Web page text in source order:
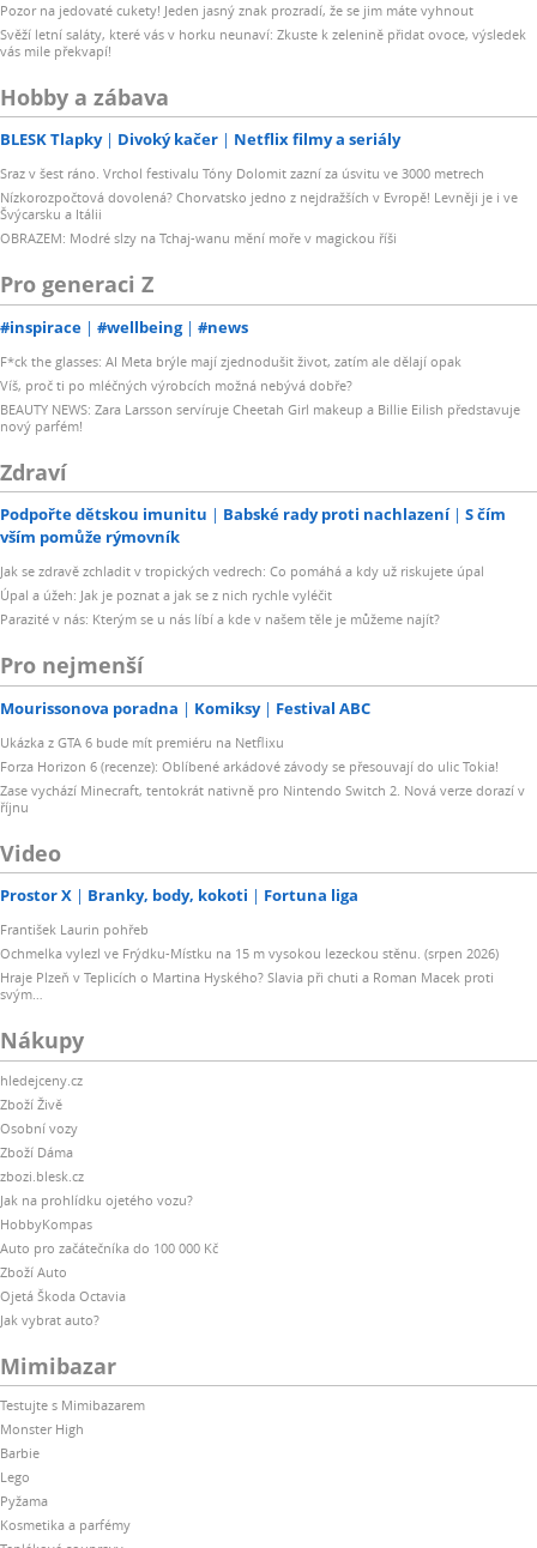
Pozor na jedovaté cukety! Jeden jasný znak prozradí, že se jim máte vyhnout
Svěží letní saláty, které vás v horku neunaví: Zkuste k zelenině přidat ovoce, výsledek
vás mile překvapí!
Hobby a zábava
BLESK Tlapky Divoký kačer Netflix filmy a seriály
Sraz v šest ráno. Vrchol festivalu Tóny Dolomit zazní za úsvitu ve 3000 metrech
Nízkorozpočtová dovolená? Chorvatsko jedno z nejdražších v Evropě! Levněji je i ve
Švýcarsku a Itálii
OBRAZEM: Modré slzy na Tchaj-wanu mění moře v magickou říši
Pro generaci Z
#inspirace #wellbeing #news
F*ck the glasses: AI Meta brýle mají zjednodušit život, zatím ale dělají opak
Víš, proč ti po mléčných výrobcích možná nebývá dobře?
BEAUTY NEWS: Zara Larsson servíruje Cheetah Girl makeup a Billie Eilish představuje
nový parfém!
Zdraví
Podpořte dětskou imunitu Babské rady proti nachlazení
S čím
vším pomůže rýmovník
Jak se zdravě zchladit v tropických vedrech: Co pomáhá a kdy už riskujete úpal
Úpal a úžeh: Jak je poznat a jak se z nich rychle vyléčit
Parazité v nás: Kterým se u nás líbí a kde v našem těle je můžeme najít?
Pro nejmenší
Mourissonova poradna Komiksy Festival ABC
Ukázka z GTA 6 bude mít premiéru na Netflixu
Forza Horizon 6 (recenze): Oblíbené arkádové závody se přesouvají do ulic Tokia!
Zase vychází Minecraft, tentokrát nativně pro Nintendo Switch 2. Nová verze dorazí v
říjnu
Video
Prostor X Branky, body, kokoti Fortuna liga
František Laurin pohřeb
Ochmelka vylezl ve Frýdku-Místku na 15 m vysokou lezeckou stěnu. (srpen 2026)
Hraje Plzeň v Teplicích o Martina Hyského? Slavia při chuti a Roman Macek proti
svým…
Nákupy
hledejceny.cz
Zboží Živě
Osobní vozy
Zboží Dáma
zbozi.blesk.cz
Jak na prohlídku ojetého vozu?
HobbyKompas
Auto pro začátečníka do 100 000 Kč
Zboží Auto
Ojetá Škoda Octavia
Jak vybrat auto?
Mimibazar
Testujte s Mimibazarem
Monster High
Barbie
Lego
Pyžama
Kosmetika a parfémy